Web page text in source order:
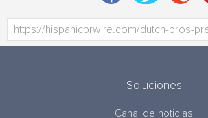
Soluciones
Canal de noticias